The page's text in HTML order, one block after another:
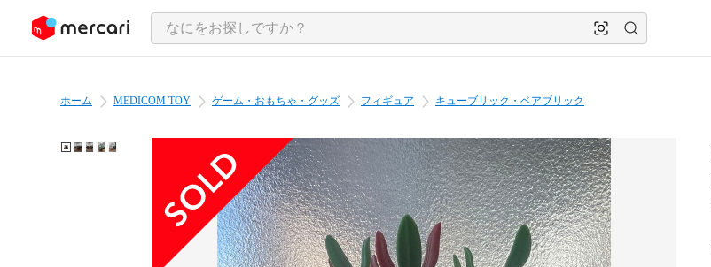
ツにスキップ
ホーム MEDICOM TOY ゲーム・おもちゃ・グッズ フィギュア キューブリック・ベアブリック